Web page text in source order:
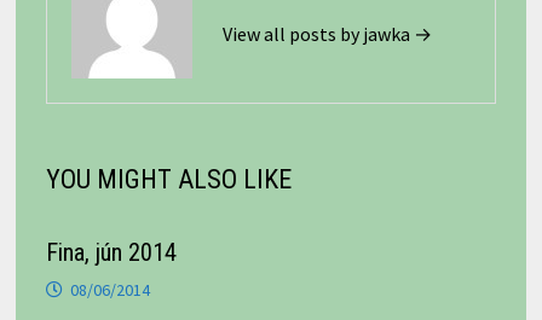
View all posts by jawka →
YOU MIGHT ALSO LIKE
Fina, jún 2014
08/06/2014